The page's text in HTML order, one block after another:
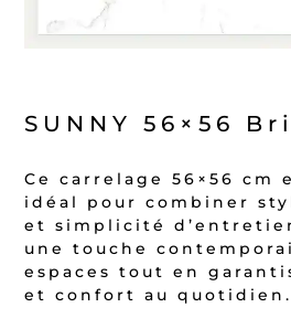
SUNNY 56×56
Ce carrelage 56×56 cm
idéal pour combiner
et simplicité
une touche
espaces tout en
et confort au quotidien.